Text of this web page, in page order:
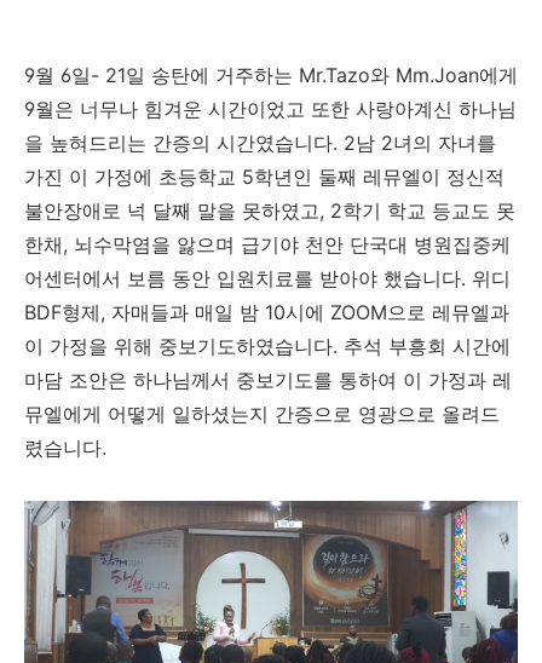
9월 6일- 21일 송탄에 거주하는 Mr.Tazo와 Mm.Joan에게
9월은 너무나 힘겨운 시간이었고 또한 사랑아계신 하나님
을 높혀드리는 간증의 시간였습니다. 2남 2녀의 자녀를
가진 이 가정에 초등학교 5학년인 둘째 레뮤엘이 정신적
불안장애로 넉 달째 말을 못하였고, 2학기 학교 등교도 못
한채, 뇌수막염을 앓으며 급기야 천안 단국대 병원집중케
어센터에서 보름 동안 입원치료를 받아야 했습니다. 위디
BDF형제, 자매들과 매일 밤 10시에 ZOOM으로 레뮤엘과
이 가정을 위해 중보기도하였습니다. 추석 부흥회 시간에
마담 조안은 하나님께서 중보기도를 통하여 이 가정과 레
뮤엘에게 어떻게 일하셨는지 간증으로 영광으로 올려드
렸습니다.